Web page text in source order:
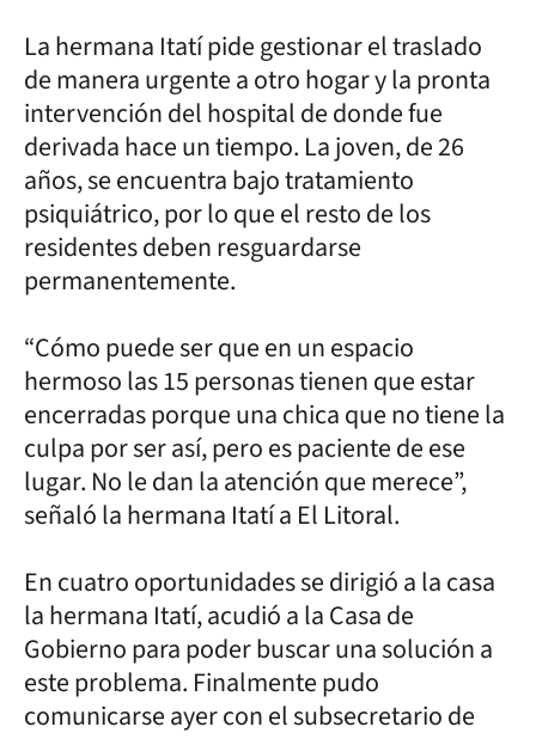
La hermana Itatí pide gestionar el traslado
de manera urgente a otro hogar y la pronta
intervención del hospital de donde fue
derivada hace un tiempo. La joven, de 26
años, se encuentra bajo tratamiento
psiquiátrico, por lo que el resto de los
residentes deben resguardarse
permanentemente.
“Cómo puede ser que en un espacio
hermoso las 15 personas tienen que estar
encerradas porque una chica que no tiene la
culpa por ser así, pero es paciente de ese
lugar. No le dan la atención que merece”,
señaló la hermana Itatí a El Litoral.
En cuatro oportunidades se dirigió a la casa
la hermana Itatí, acudió a la Casa de
Gobierno para poder buscar una solución a
este problema. Finalmente pudo
comunicarse ayer con el subsecretario de